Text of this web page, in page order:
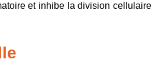
et inhibe la division cellulaire